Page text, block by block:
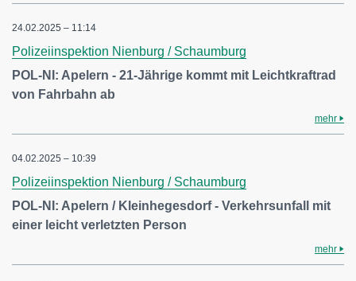
24.02.2025 – 11:14
Polizeiinspektion Nienburg / Schaumburg
POL-NI: Apelern - 21-Jährige kommt mit Leichtkraftrad
von Fahrbahn ab
mehr
04.02.2025 – 10:39
Polizeiinspektion Nienburg / Schaumburg
POL-NI: Apelern / Kleinhegesdorf - Verkehrsunfall mit
einer leicht verletzten Person
mehr